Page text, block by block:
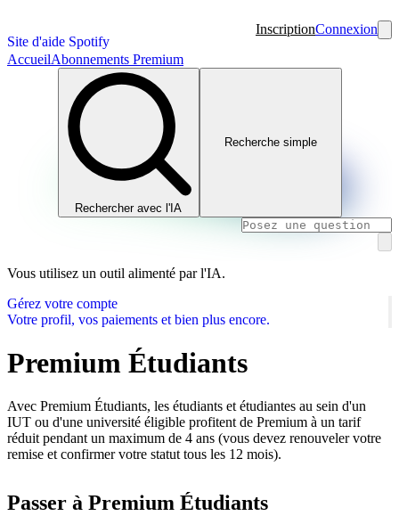
Site d'aide Spotify
InscriptionConnexion
AccueilAbonnements Premium
Rechercher avec l'IA
Recherche simple
Vous utilisez un outil alimenté par l'IA.
Gérez votre compte
Votre profil, vos paiements et bien plus encore.
Premium Étudiants
Avec Premium Étudiants, les étudiants et étudiantes au sein d'un
IUT ou d'une université éligible profitent de Premium à un tarif
réduit pendant un maximum de 4 ans (vous devez renouveler votre
remise et confirmer votre statut tous les 12 mois).
Passer à Premium Étudiants